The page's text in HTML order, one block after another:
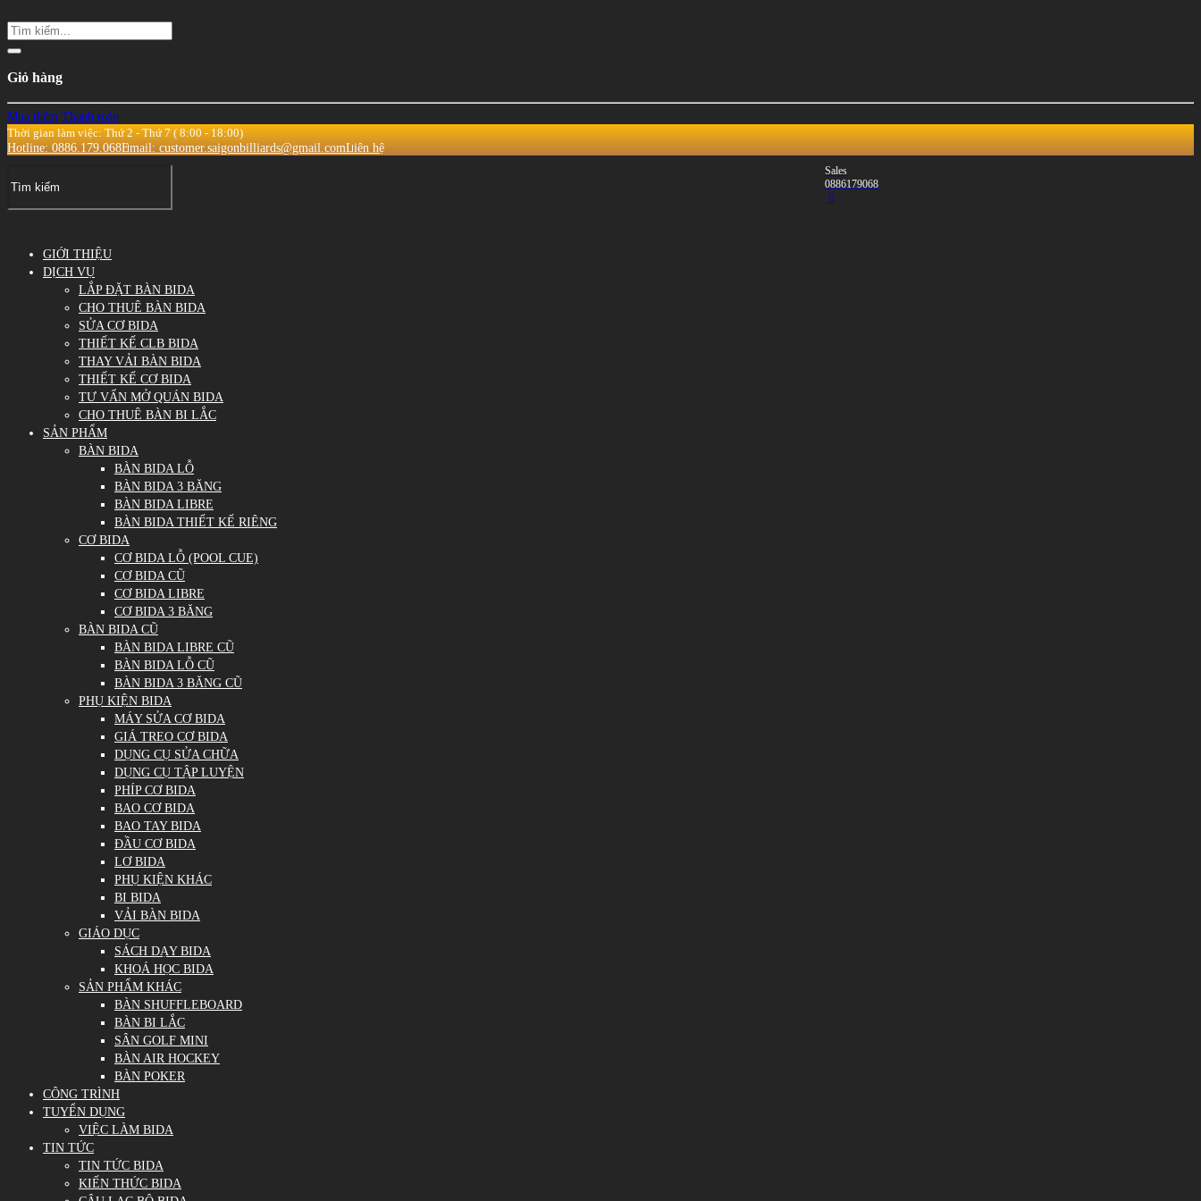
Giỏ hàng
Mua thêm Thanh toán
Thời gian làm việc: Thứ 2 - Thứ 7 ( 8:00 - 18:00)
Hotline: 0886.179.068Email: customer.saigonbilliards@gmail.comLiên hệ
Sales
0886179068
0
GIỚI THIỆU
DỊCH VỤ
LẮP ĐẶT BÀN BIDA
CHO THUÊ BÀN BIDA
SỬA CƠ BIDA
THIẾT KẾ CLB BIDA
THAY VẢI BÀN BIDA
THIẾT KẾ CƠ BIDA
TƯ VẤN MỞ QUÁN BIDA
CHO THUÊ BÀN BI LẮC
SẢN PHẨM
BÀN BIDA
BÀN BIDA LỖ
BÀN BIDA 3 BĂNG
BÀN BIDA LIBRE
BÀN BIDA THIẾT KẾ RIÊNG
CƠ BIDA
CƠ BIDA LỖ (POOL CUE)
CƠ BIDA CŨ
CƠ BIDA LIBRE
CƠ BIDA 3 BĂNG
BÀN BIDA CŨ
BÀN BIDA LIBRE CŨ
BÀN BIDA LỖ CŨ
BÀN BIDA 3 BĂNG CŨ
PHỤ KIỆN BIDA
MÁY SỬA CƠ BIDA
GIÁ TREO CƠ BIDA
DỤNG CỤ SỬA CHỮA
DỤNG CỤ TẬP LUYỆN
PHÍP CƠ BIDA
BAO CƠ BIDA
BAO TAY BIDA
ĐẦU CƠ BIDA
LƠ BIDA
PHỤ KIỆN KHÁC
BI BIDA
VẢI BÀN BIDA
GIÁO DỤC
SÁCH DẠY BIDA
KHOÁ HỌC BIDA
SẢN PHẨM KHÁC
BÀN SHUFFLEBOARD
BÀN BI LẮC
SÂN GOLF MINI
BÀN AIR HOCKEY
BÀN POKER
CÔNG TRÌNH
TUYỂN DỤNG
VIỆC LÀM BIDA
TIN TỨC
TIN TỨC BIDA
KIẾN THỨC BIDA